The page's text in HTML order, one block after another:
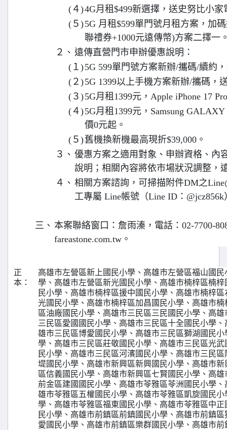
(４)4G月租$499新選擇，送史努比小家
(５)5G 月租$599單門號月租方案，加
聯禮券+1000元遠傳幣)方案二擇一
２、 遠傳直營門市申辦優惠說明：
(１)5G 599單門號方案新辦/攜碼/續約
(２)5G 1399以上手機方案新辦/攜碼，
(３)5G月租1399元，Apple iPhone 17
(４)5G月租1399元，Samsung
價0元起。
(５)舊機換新機最高現折$39,000。
３、 優惠方案之適用對象、申辦資格、內
說明；相關內容將依市場狀況調整，
４、 相關方案諮詢，可掃描附件DM之
工專屬 Line帳號（Line ID：
三、 本案聯絡窗口：詹雨溱，電話：02-7700-
fareastone.com.tw。
正
本：
高雄市左營區新上國民小學、高雄市左營區福山國民小學、高雄市左營區文府國民小學、高雄市左營區新光國民小學、高雄市楠梓區楠梓國民小學、高雄市楠梓區後勁國民小學、高雄市楠梓區援中國民小學、高雄市楠梓區右昌國民小學、高雄市楠梓區莒光國民小學、高雄市楠梓區加昌國民小學、高雄市楠梓區楠陽國民小學、高雄市楠梓區油廠國民小學、高雄市三民區三民國民小學、高雄市三民區鼎金國民小學、高雄市三民區愛國國民小學、高雄市三民區十全國民小學、高雄市三民區正興國民小學、高雄市三民區博愛國民小學、高雄市三民區獅湖國民小學、高雄市三民區民族國民小學、高雄市三民區莊敬國民小學、高雄市三民區光武國民小學、高雄市三民區東光國民小學、高雄市三民區河濱國民小學、高雄市三民區陽明國民小學、高雄市三民區河堤國民小學、高雄市新興區新興國民小學、高雄市新興區大同國民小學、高雄市新興區信義國民小學、高雄市新興區七賢國民小學、高雄市前金區前金國民小學、高雄市前金區建國國民小學、高雄市苓雅區苓洲國民小學、高雄市苓雅區成功國民小學、高雄市苓雅區五權國民小學、高雄市苓雅區凱旋國民小學、高雄市苓雅區四維國民小學、高雄市苓雅區福東國民小學、高雄市苓雅區中正國民小學、高雄市苓雅區福康國民小學、高雄市前鎮區前鎮國民小學、高雄市前鎮區獅甲國民小學、高雄市前鎮區仁愛國民小學、高雄市前鎮區樂群國民小學、高雄市前鎮區愛群國民小學、高雄市前鎮區復興國民小學、高雄市前鎮區瑞豐國民小學、高雄市前鎮區明正國民小學、高雄市前鎮區光華國民小學、高雄市前鎮區瑞祥國民小學、高雄市前鎮區鎮昌國民小學、高雄市前鎮區佛公國民小學、高雄市前鎮區民權國民小學、高雄市前鎮區紅毛港國民小學、高雄市旗津區旗津國民小學、高雄市旗津區大汕國民小學、高雄市旗津區中洲國民小學、高雄市小港區小港國民小學、高雄市小港區鳳林國民小學、高雄市小港區青山國民小學、高雄市小港區太平國民小學、高雄市小港區鳳鳴國民小學、高雄市小港區坪頂國民小學、高雄市小港區二苓國民小學、高雄市小港區桂林國民小學、高雄市小港區漢民國民小學、高雄市小港區華山國民小學、高雄市小港區港和國民小學、高雄市小港區鳳陽國民小學、高雄市小港區明義國民小學、彰化縣彰化市中山國民小學、彰化縣彰化市民生國民小學、彰化縣彰化市平和國民小學、彰化縣彰化市南郭國民小學、彰化縣彰化市南興國民小學、彰化縣彰化市東芳國民小學、彰化縣彰化市泰和國民小學、彰化縣彰化市三民國民小學、彰化縣彰化市聯興國民小學、彰化縣彰化市大竹國民小學、彰化縣彰化市國聖國民小學、彰化縣彰化市快官國民小學、彰化縣彰化市石牌國民小學、彰化縣彰化市忠孝國民小學、彰化縣芬園鄉芬園國民小學、彰化縣芬園鄉富山國民小學、彰化縣芬園鄉寶山國民小學、彰化縣芬園鄉同安國民小學、彰化縣芬園鄉文德國民小學、彰化縣芬園鄉茄荖國民小學、彰化縣花壇鄉花壇國民小學、彰化縣花壇鄉文祥國民小學、彰化縣花壇鄉華南國民小學、彰化縣花壇鄉僑愛國民小學、彰化縣花壇鄉三春國民小學、彰化縣花壇鄉白沙國民小學、彰化縣和美鎮和美國民小學、彰化縣和美鎮和東國民小學、彰化縣和美鎮大嘉國民小學、彰化縣和美鎮大榮國民小學、彰化縣和美鎮新庄國民小學、彰化縣和美鎮培英國民小學、彰化縣線西鄉線西國民小學、彰化縣線西鄉曉陽國民小學、彰化縣伸港鄉新港國民小學、彰化縣伸港鄉伸東國民小學、彰化縣伸港鄉伸仁國民小學、彰化縣伸港鄉大同國民小學、彰化縣鹿港鎮鹿港國民小學、彰化縣鹿港鎮文開國民小學、彰化縣鹿港鎮洛津國民小學、彰化縣鹿港鎮海埔國民小學、彰化縣鹿港鎮新興國民小學、彰化縣鹿港鎮草港國民小學、彰化縣鹿港鎮頂番國民小學、彰化縣鹿港鎮東興國民小學、彰化縣福興鄉管嶼國民小學、彰化縣福興鄉文昌國民小學、彰化縣福興鄉西勢國民小學、彰化縣福興鄉大興國民小學、彰化縣福興鄉永豐國民小學、彰化縣福興鄉日新國民小學、彰化縣福興鄉育新國民小學、彰化縣秀水鄉秀水國民小學、彰化縣秀水鄉馬興國民小學、彰化縣秀水鄉華龍國民小學、彰化縣秀水鄉明正國民小學、彰化縣秀水鄉陝西國民小學、彰化縣秀水鄉育民國民小學、彰化縣溪湖鎮溪湖國民小學、彰化縣溪湖鎮東溪國民小學、彰化縣溪湖鎮湖西國民小學、彰化縣溪湖鎮湖東國民小學、彰化縣溪湖鎮湖南國民小學、彰化縣溪湖鎮媽厝國民小學、彰化縣埔鹽鄉埔鹽國民小學、彰化縣埔鹽鄉大園國民小學、彰化縣埔鹽鄉南港國民小學、彰化縣埔鹽鄉好修國民小學、彰化縣埔鹽鄉永樂國民小學、彰化縣埔鹽鄉新水國民小學、彰化縣埔鹽鄉天盛國民小學、彰化縣埔心鄉埔心國民小學、彰化縣埔心鄉太平國民小學、彰化縣埔心鄉舊館國民小學、彰化縣埔心鄉羅厝國民小學、彰化縣埔心鄉鳳霞國民小學、彰化縣埔心鄉梧鳳國民小學、彰化縣埔心鄉明聖國民小學、彰化縣員林市員林國民小學、彰化縣員林市育英國民小學、彰化縣員林市靜修國民小學、彰化縣員林市僑信國民小學、彰化縣員林市員東國民小學、彰化縣員林市饒明國民小學、彰化縣員林市東山國民小學、彰化縣員林市青山國民小學、彰化縣員林市明湖國民小學、彰化縣大村鄉大村國民小學、彰化縣大村鄉大西國民小學、彰化縣大村鄉村上國民小學、彰化縣大村鄉村東國民小學、彰化縣永靖鄉永靖國民小學、彰化縣永靖鄉福德國民小學、彰化縣永靖鄉永興國民小學、彰化縣永靖鄉福興國民小學、彰化縣永靖鄉德興國民小學、彰化縣田中鎮田中國民小學、彰化縣田中鎮三潭國民小學、彰化縣田中鎮大安國民小學、彰化縣田中鎮內安國民小學、彰化縣田中鎮東和國民小學、彰化縣田中鎮明禮國民小學、彰化縣社頭鄉社頭國民小學、彰化縣社頭鄉橋頭國民小學、彰化縣社頭鄉朝興國民小學、彰化縣社頭鄉清水國民小學、彰化縣社頭鄉湳雅國民小學、彰化縣二水鄉二水國民小學、彰化縣二水鄉復興國民小學、彰化縣二水鄉源泉國民小學、彰化縣北斗鎮北斗國民小學、彰化縣北斗鎮萬來國民小學、彰化縣北斗鎮螺青國民小學、彰化縣北斗鎮大新國民小學、彰化縣北斗鎮螺陽國民小學、彰化縣田尾鄉田尾國民小學、彰化縣田尾鄉南鎮國民小學、彰化縣田尾鄉陸豐國民小學、彰化縣田尾鄉仁豐國民小學、彰化縣埤頭鄉埤頭國民小學、彰化縣埤頭鄉合興國民小學、彰化縣埤頭鄉豐崙國民小學、彰化縣埤頭鄉芙朝國民小學、彰化縣埤頭鄉中和國民小學、彰化縣埤頭鄉大湖國民小學、彰化縣溪州鄉溪州國民小學、彰化縣溪州鄉僑義國民小學、彰化縣溪州鄉三條國民小學、彰化縣溪州鄉水尾國民小學、彰化縣溪州鄉潮洋國民小學、彰化縣溪州鄉成功國民小學、彰化縣溪州鄉圳寮國民小學、彰化縣溪州鄉大莊國民小學、彰化縣溪州鄉南州國民小學、彰化縣二林鎮二林國民小學、彰化縣二林鎮興華國民小學、彰化縣二林鎮中正國民小學、彰化縣二林鎮育德國民小學、彰化縣二林鎮香田國民小學、彰化縣二林鎮廣興國民小學、彰化縣二林鎮萬興國民小學、彰化縣二林鎮新生國民小學、彰化縣二林鎮中興國民小學、彰化縣二林鎮萬合國民小學、彰化縣大城鄉大城國民小學、彰化縣大城鄉西港國民小學、彰化縣大城鄉美豐國民小學、彰化縣竹塘鄉竹塘國民小學、彰化縣竹塘鄉田頭國民小學、彰化縣竹塘鄉長安國民小學、彰化縣竹塘鄉土庫國民小學、彰化縣芳苑鄉芳苑國民小學、彰化縣芳苑鄉後寮國民小學、彰化縣芳苑鄉育華國民小學、彰化縣芳苑鄉草湖國民小學、彰化縣芳苑鄉建新國民小學、彰化縣芳苑鄉漢寶國民小學、彰化縣芳苑鄉王功國民小學、彰化縣芳苑鄉新寶國民小學、彰化縣芳苑鄉路上國民小學、彰化縣和美鎮和仁國民小學、彰化縣鹿港鎮鹿東國民小學、彰化縣社頭鄉舊社國民小學、彰化縣社頭鄉崙雅國民小學、彰化縣彰化市大成國民小學、彰化縣田中鎮新民國民小學、彰化縣溪湖鎮湖北國民小學、雲林縣斗六市鎮西國民小學、雲林縣斗六市鎮東國民小學、雲林縣斗六市溝壩國民小學、雲林縣斗六市梅林國民小學、雲林縣斗六市石榴國民小學、雲林縣斗六市溪洲國民小學、雲林縣斗六市林頭國民小學、雲林縣斗六市保長國民小學、雲林縣斗六市鎮南國民小學、雲林縣斗六市公誠國民小學、雲林縣斗六市久安國民小學、雲林縣古坑鄉東和國民小學、雲林縣古坑鄉永光國民小學、雲林縣古坑鄉華山國民小學、雲林縣古坑鄉棋山國民小學、雲林縣古坑鄉桂林國民小學、雲林縣古坑鄉草嶺生態地質國民小學、雲林縣古坑鄉興昌國民小學、雲林縣古坑鄉水碓國民小學、雲林縣古坑鄉新光國民小學、雲林縣林內鄉林內國民小學、雲林縣林內鄉重興國民小學、雲林縣林內鄉九芎國民小學、雲林縣林內鄉成功國民小學、雲林縣林內鄉林中國民小學、雲林縣林內鄉民生國民小學、雲林縣斗南鎮斗南國民小學、雲林縣斗南鎮大東國民小學、雲林縣斗南鎮重光國民小學、雲林縣斗南鎮文安國民小學、雲林縣斗南鎮僑真國民小學、雲林縣莿桐鄉莿桐國民小學、雲林縣莿桐鄉饒平國民小學、雲林縣莿桐鄉大美國民小學、雲林縣莿桐鄉六合國民小學、雲林縣莿桐鄉僑和國民小學、雲林縣莿桐鄉育仁國民小學、雲林縣大埤鄉大埤國民小學、雲林縣大埤鄉舊庄國民小學、雲林縣大埤鄉仁和國民小學、雲林縣大埤鄉嘉興國民小學、雲林縣大埤鄉聯美國民小學、雲林縣虎尾鎮虎尾國民小學、雲林縣虎尾鎮立仁國民小學、雲林縣虎尾鎮大屯國民小學、雲林縣虎尾鎮中溪國民小學、雲林縣虎尾鎮光復國民小學、雲林縣虎尾鎮中正國民小學、雲林縣虎尾鎮平和國民小學、雲林縣虎尾鎮廉使國民小學、雲林縣虎尾鎮惠來國民小學、雲林縣虎尾鎮拯民國民小學、雲林縣虎尾鎮安慶國民小學、雲林縣土庫鎮土庫國民小學、雲林縣土庫鎮馬光國民小學、雲林縣土庫鎮埤腳國民小學、雲林縣土庫鎮後埔國民小學、雲林縣土庫鎮秀潭國民小學、雲林縣土庫鎮新庄國民小學、雲林縣土庫鎮宏崙國民小學、雲林縣褒忠鄉褒忠國民小學、雲林縣褒忠鄉龍巖國民小學、雲林縣褒忠鄉復興國民小學、雲林縣東勢鄉東勢國民小學、雲林縣東勢鄉安南國民小學、雲林縣東勢鄉明倫國民小學、雲林縣東勢鄉同安國民小學、雲林縣東勢鄉龍潭國民小學、雲林縣臺西鄉臺西國民小學、雲林縣臺西鄉崙豐國民小學、雲林縣臺西鄉泉州國民小學、雲林縣臺西鄉新興國民小學、雲林縣臺西鄉尚德國民小學、雲林縣西螺鎮文昌國民小學、雲林縣西螺鎮中山國民小學、雲林縣西螺鎮廣興國民小學、雲林縣西螺鎮安定國民小學、雲林縣西螺鎮吳厝國民小學、雲林縣西螺鎮大新國民小學、雲林縣西螺鎮文賢國民小學、雲林縣西螺鎮文興國民小學、雲林縣二崙鄉二崙國民小學、雲林縣二崙鄉三和國民小學、雲林縣二崙鄉油車國民小學、雲林縣二崙鄉大同國民小學、雲林縣二崙鄉永定國民小學、雲林縣二崙鄉義賢國民小學、雲林縣二崙鄉旭光國民小學、雲林縣二崙鄉來惠國民小學、雲林縣崙背鄉崙背國民小學、雲林縣崙背鄉豐榮國民小學、雲林縣崙背鄉大有國民小學、雲林縣崙背鄉中和國民小學、雲林縣崙背鄉陽明國民小學、雲林縣崙背鄉東興國民小學、雲林縣麥寮鄉麥寮國民小學、雲林縣麥寮鄉橋頭國民小學、雲林縣麥寮鄉明禮國民小學、雲林縣麥寮鄉興華國民小學、雲林縣麥寮鄉豐安國民小學、雲林縣北港鎮南陽國民小學、雲林縣北港鎮北辰國民小學、雲林縣北港鎮好收國民小學、雲林縣北港鎮育英國民小學、雲林縣北港鎮東榮國民小學、雲林縣北港鎮朝陽國民小學、雲林縣北港鎮辰光國民小學、雲林縣北港鎮僑美國民小學、雲林縣元長鄉元長國民小學、雲林縣元長鄉新生國民小學、雲林縣元長鄉客厝國民小學、雲林縣元長鄉山內國民小學、雲林縣元長鄉仁德國民小學、雲林縣元長鄉忠孝國民小學、雲林縣元長鄉仁愛國民小學、雲林縣元長鄉信義國民小學、雲林縣元長鄉和平國民小學、雲林縣四湖鄉四湖國民小學、雲林縣四湖鄉東光國民小學、雲林縣四湖鄉飛沙國民小學、苗栗縣通霄鎮五福國民小學、苗栗縣通霄鎮城中國民小學、苗栗縣通霄鎮啟明國民小學、苗栗縣通霄鎮新埔國民小學、苗栗縣通霄鎮烏眉國民小學、苗栗縣通霄鎮南和國民小學、苗栗縣通霄鎮坪頂國民小學、苗栗縣通霄鎮圳頭國民小學、苗栗縣立福興武術國民中小學、苗栗縣西湖鄉西湖國民小學、苗栗縣西湖鄉五湖國民小學、苗栗縣頭份市頭份國民小學、苗栗縣頭份市六合國民小學、苗栗縣頭份市永貞國民小學、苗栗縣頭份市尖山國民小學、苗栗縣頭份市僑善國民小學、苗栗縣頭份市斗煥國民小學、苗栗縣頭份市后庄國民小學、苗栗縣頭份市新興國民小學、苗栗縣頭份市信德國民小學、苗栗縣竹南鎮竹南國民小學、苗栗縣竹南鎮照南國民小學、苗栗縣竹南鎮大埔國民小學、苗栗縣竹南鎮頂埔國民小學、苗栗縣竹南鎮海口國民小學、苗栗縣三灣鄉三灣國民小學、苗栗縣南庄鄉南庄國民小學、苗栗縣南庄鄉田美國民小學、苗栗縣南庄鄉南埔國民小學、苗栗縣南庄鄉東河國民小學、苗栗縣南庄鄉蓬萊國民小學、苗栗縣造橋鄉造橋國民小學、苗栗縣造橋鄉談文國民小學、苗栗縣造橋鄉錦水國民小學、苗栗縣造橋鄉龍昇國民小學、苗栗縣造橋鄉僑樂國民小學、苗栗縣後龍鎮後龍國民小學、苗栗縣立新港國民中小學、苗栗縣後龍鎮大山國民小學、苗栗縣後龍鎮龍坑國民小學、苗栗縣後龍鎮溪洲國民小學、苗栗縣後龍鎮外埔國民小學、苗栗縣後龍鎮成功國民小學、苗栗縣後龍鎮中和國民小學、苗栗縣後龍鎮同光國民小學、苗栗縣後龍鎮海寶國民小學、苗栗縣大湖鄉大湖國民小學、苗栗縣大湖鄉南湖國民小學、苗栗縣大湖鄉華興國民小學、苗栗縣大湖鄉大南國民小學、苗栗縣大湖鄉東興國民小學、苗栗縣大湖鄉新開國民小學、苗栗縣大湖鄉栗林國民小學、苗栗縣獅潭鄉獅潭國民小學、苗栗縣獅潭鄉豐林國民小學、苗栗縣獅潭鄉永興國民小學、苗栗縣卓蘭鎮卓蘭國民小學、苗栗縣卓蘭鎮內灣國民小學、苗栗縣卓蘭鎮豐田國民小學、苗栗縣卓蘭鎮坪林國民小學、苗栗縣卓蘭鎮雙連國民小學、苗栗縣卓蘭鎮景山國民小學、苗栗縣立泰安國民中小學、苗栗縣泰安鄉泰興國民小學、苗栗縣泰安鄉清安國民小學、苗栗縣泰安鄉汶水國民小學、苗栗縣泰安鄉象鼻國民小學、苗栗縣泰安鄉梅園國民小學、苗栗縣頭份市建國國民小學、苗栗縣竹南鎮竹興國民小學、苗栗縣苗栗市文華國民小學、苗栗縣苗栗市福星國民小學、苗栗縣竹南鎮新南國民小學、苗栗縣頭份市蟠桃國民小學、苗栗縣公館鄉仁愛國民小學、苗栗縣苑裡鎮客庄國民小學、苗栗縣竹南鎮山佳國民小學、苗栗縣頭份市信義國民小學、苗栗縣泰安鄉士林國民小學、彰化縣民權華德福實驗國民中小學、福智學校財團法人雲林縣福智國民小學、雲林縣立樟湖生態國民中小學、雲林縣潮厝華德福教育實驗國民小學、雲林縣四湖鄉林厝國民小學、雲林縣四湖鄉三崙國民小學、雲林縣四湖鄉建陽國民小學、雲林縣四湖鄉南光國民小學、雲林縣四湖鄉鹿場國民小學、雲林縣四湖鄉明德國民小學、雲林縣四湖鄉建華國民小學、雲林縣四湖鄉內湖國民小學、雲林縣口湖鄉口湖國民小學、雲林縣口湖鄉文光國民小學、雲林縣口湖鄉金湖國民小學、雲林縣口湖鄉下崙國民小學、雲林縣口湖鄉興南國民小學、雲林縣口湖鄉崇文國民小學、雲林縣口湖鄉成龍國民小學、雲林縣口湖鄉臺興國民小學、雲林縣口湖鄉頂湖國民小學、雲林縣水林鄉蔦松國民小學、雲林縣水林鄉尖山國民小學、雲林縣水林鄉宏仁國民小學、雲林縣水林鄉文正國民小學、雲林縣水林鄉誠正國民小學、雲林縣水林鄉中興國民小學、雲林縣水林鄉水燦林國民小學、雲林縣水林鄉大興國民小學、雲林縣斗六市雲林國民小學、雲林縣斗六市斗六國民小學、雲林縣土庫鎮越港國民小學、嘉義縣朴子市朴子國民小學、嘉義縣朴子市大同國民小學、嘉義縣朴子市雙溪國民小學、嘉義縣